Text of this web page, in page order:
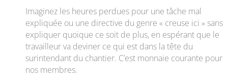
Imaginez les heures perdues pour une tâche mal
expliquée ou une directive du genre « creuse ici » sans
expliquer quoique ce soit de plus, en espérant que le
travailleur va deviner ce qui est dans la tête du
surintendant du chantier. C’est monnaie courante pour
nos membres.